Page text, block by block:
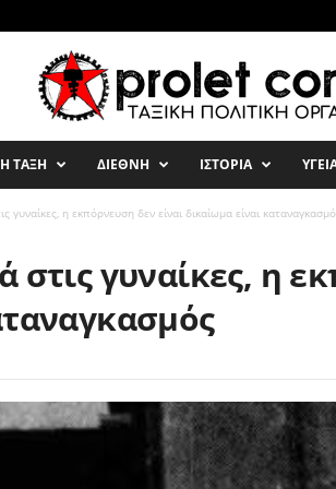
ΤΑΞΗ ΔΙΕΘΝΗ ΙΣΤΟΡΙΑ
γυναίκες, η εκπόρνευση δεν είναι δικαίωμα είναι
στις γυναίκες, η